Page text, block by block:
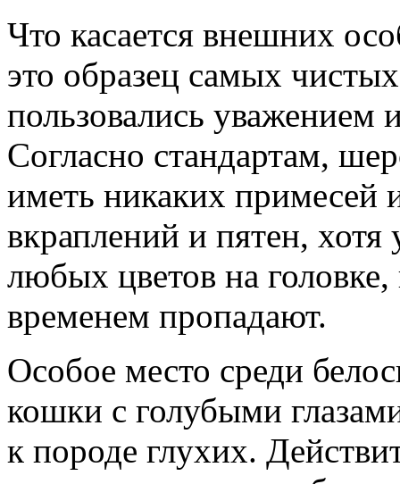
Что касается внешних
это образец самых
пользовались уважением
Согласно стандартам,
иметь никаких примесей
вкраплений и пятен,
любых цветов на
временем пропадают.
Особое место среди
кошки с голубыми
к породе глухих.